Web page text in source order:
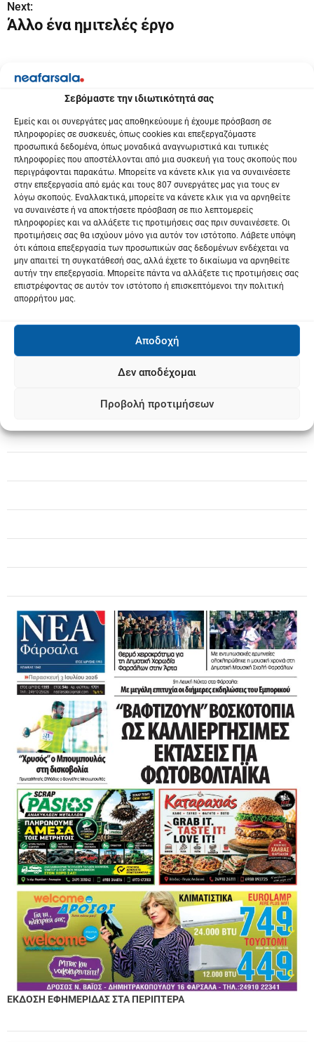
Σεβόμαστε την ιδιωτικότητά σας
Εμείς και οι συνεργάτες μας αποθηκεύουμε ή έχουμε πρόσβαση σε
πληροφορίες σε συσκευές, όπως cookies και επεξεργαζόμαστε
προσωπικά δεδομένα, όπως μοναδικά αναγνωριστικά και τυπικές
πληροφορίες που αποστέλλονται από μια συσκευή για τους σκοπούς που
περιγράφονται παρακάτω. Μπορείτε να κάνετε κλικ για να συναινέσετε
στην επεξεργασία από εμάς και τους 807 συνεργάτες μας για τους εν
λόγω σκοπούς. Εναλλακτικά, μπορείτε να κάνετε κλικ για να αρνηθείτε
να συναινέστε ή να αποκτήσετε πρόσβαση σε πιο λεπτομερείς
πληροφορίες και να αλλάξετε τις προτιμήσεις σας πριν συναινέσετε. Οι
προτιμήσεις σας θα ισχύουν μόνο για αυτόν τον ιστότοπο. Λάβετε υπόψη
ότι κάποια επεξεργασία των προσωπικών σας δεδομένων ενδέχεται να
μην απαιτεί τη συγκατάθεσή σας, αλλά έχετε το δικαίωμα να αρνηθείτε
αυτήν την επεξεργασία. Μπορείτε πάντα να αλλάξετε τις προτιμήσεις σας
επιστρέφοντας σε αυτόν τον ιστότοπο ή επισκεπτόμενοι την πολιτική
απορρήτου μας.
Αποδοχή
Δεν αποδέχομαι
Προβολή προτιμήσεων
ο
γ
σ
η
ά
ρ
θ
ρ
ω
Next:
Άλλο ένα ημιτελές έργο
ΕΚΔΟΣΗ ΕΦΗΜΕΡΙΔΑΣ ΣΤΑ ΠΕΡΙΠΤΕΡΑ